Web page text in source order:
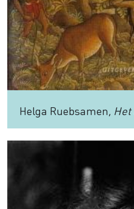
Helga Ruebsamen, Het